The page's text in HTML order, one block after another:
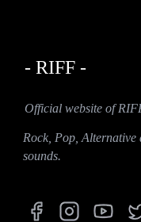
- RIFF -
Official website of
Rock, Pop, Alternative
sounds.